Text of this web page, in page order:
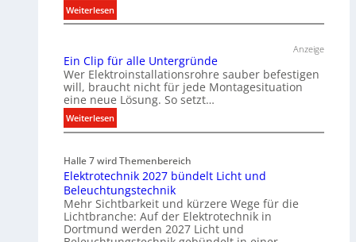
Weiterlesen:
T
r
k
o
m
m
u
i
k
a
t
i
o
Anzeige
Ein Clip für alle Untergründe
Wer Elektroinstallationsrohre sauber befestigen
will, braucht nicht für jede Montagesituation
eine neue Lösung. So setzt…
Weiterlesen:
E
n
C
l
i
p
f
Halle 7 wird Themenbereich
Elektrotechnik 2027 bündelt Licht und
Beleuchtungstechnik
Mehr Sichtbarkeit und kürzere Wege für die
Lichtbranche: Auf der Elektrotechnik in
Dortmund werden 2027 Licht und